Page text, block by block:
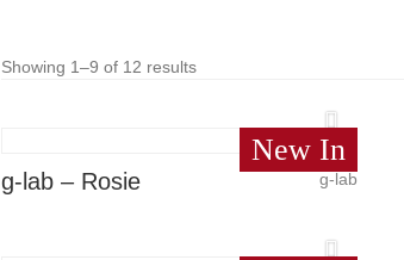
Showing 1–9 of 12 results
New In
g-lab – Rosie g-lab